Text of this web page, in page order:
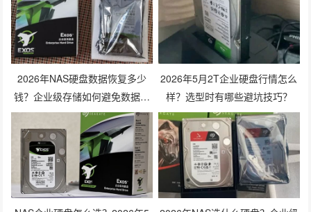
2026年NAS硬盘数据恢复多少
钱？企业级存储如何避免数据丢
失风险？
2026年5月2T企业硬盘行情怎么
样？选型时有哪些避坑技巧？